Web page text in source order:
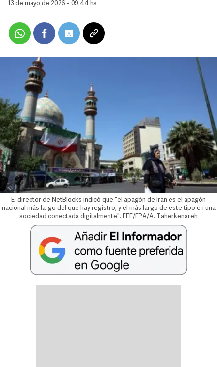
13 de mayo de 2026 - 09:44 hs
El director de NetBlocks indicó que "el apagón de Irán es el apagón
nacional más largo del que hay registro, y el más largo de este tipo en una
sociedad conectada digitalmente". EFE/EPA/A. Taherkenareh